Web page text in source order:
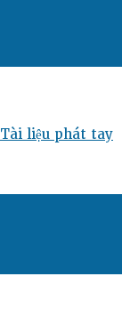
Tài liệu phát tay